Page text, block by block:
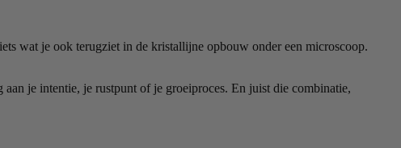
wat je ook terugziet in de kristallijne opbouw onder een microscoop.
je intentie, je rustpunt of je groeiproces. En juist die combinatie,